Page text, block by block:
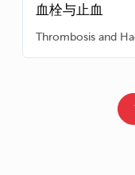
血栓与止血
Thrombosis and